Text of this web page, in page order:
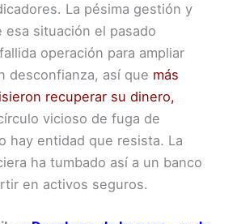
La pésima gestión y
esa situación el pasado
operación para ampliar
desconfianza, así que más
recuperar su dinero,
vicioso de fuga de
hay entidad que resista. La
ha tumbado así a un banco
en activos seguros.